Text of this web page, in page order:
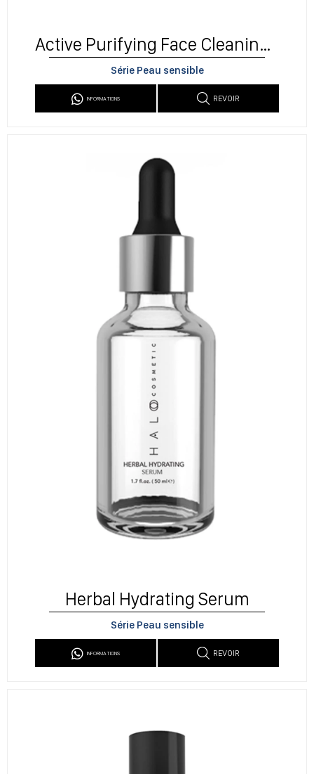
Active Purifying Face Cleaning Foam
Série Peau sensible
REVOIR
Herbal Hydrating Serum
Série Peau sensible
REVOIR